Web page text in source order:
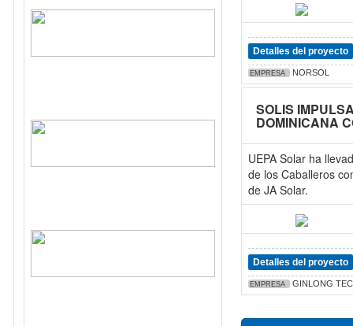
Detalles del proyecto
EMPRESA NORSOL
SOLIS
DOMINICANA
UEPA Solar ha
de los Caballeros
de JA Solar.
Detalles del proyecto
EMPRESA GINLONG